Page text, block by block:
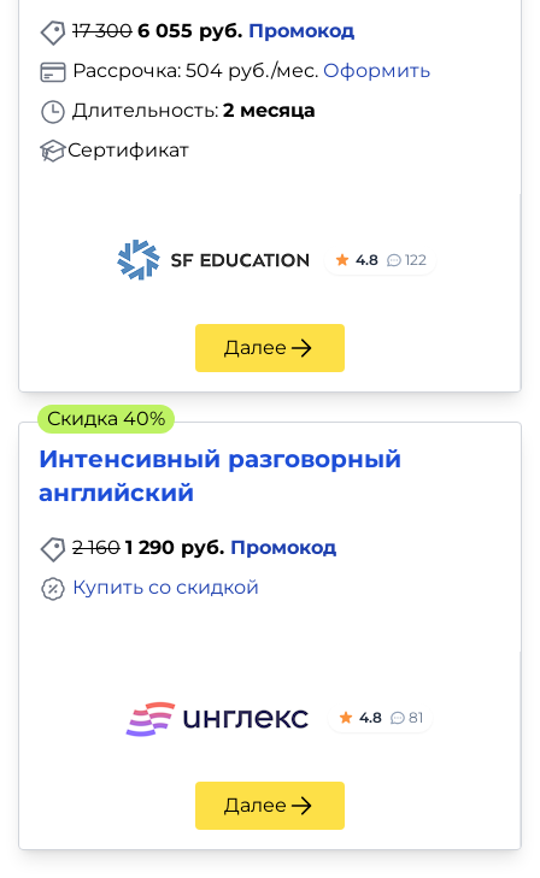
17 300 6 055 руб. Промокод
Длительность: 2 месяца
Сертификат
Рассрочка: 504 руб./мес. Оформить
4.8 122
Далее
Интенсивный разговорный
английский
2 160 1 290 руб. Промокод
Купить со скидкой
4.8 81
Далее
Скидка 40%